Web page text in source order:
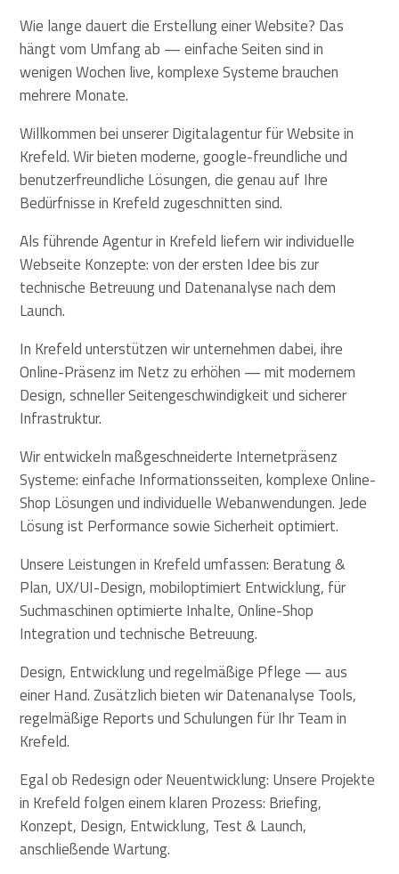
Wie lange dauert die Erstellung einer Website? Das
hängt vom Umfang ab — einfache Seiten sind in
wenigen Wochen live, komplexe Systeme brauchen
mehrere Monate.
Willkommen bei unserer Digitalagentur für Website in
Krefeld. Wir bieten moderne, google-freundliche und
benutzerfreundliche Lösungen, die genau auf Ihre
Bedürfnisse in Krefeld zugeschnitten sind.
Als führende Agentur in Krefeld liefern wir individuelle
Webseite Konzepte: von der ersten Idee bis zur
technische Betreuung und Datenanalyse nach dem
Launch.
In Krefeld unterstützen wir unternehmen dabei, ihre
Online-Präsenz im Netz zu erhöhen — mit modernem
Design, schneller Seitengeschwindigkeit und sicherer
Infrastruktur.
Wir entwickeln maßgeschneiderte Internetpräsenz
Systeme: einfache Informationsseiten, komplexe Online-
Shop Lösungen und individuelle Webanwendungen. Jede
Lösung ist Performance sowie Sicherheit optimiert.
Unsere Leistungen in Krefeld umfassen: Beratung &
Plan, UX/UI-Design, mobiloptimiert Entwicklung, für
Suchmaschinen optimierte Inhalte, Online-Shop
Integration und technische Betreuung.
Design, Entwicklung und regelmäßige Pflege — aus
einer Hand. Zusätzlich bieten wir Datenanalyse Tools,
regelmäßige Reports und Schulungen für Ihr Team in
Krefeld.
Egal ob Redesign oder Neuentwicklung: Unsere Projekte
in Krefeld folgen einem klaren Prozess: Briefing,
Konzept, Design, Entwicklung, Test & Launch,
anschließende Wartung.